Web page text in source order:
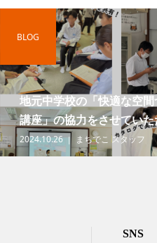
地元中学校の「快適な空
講座」の協力をさせていた
2024.10.26
まちでこ スタッフ
BLOG
SNS